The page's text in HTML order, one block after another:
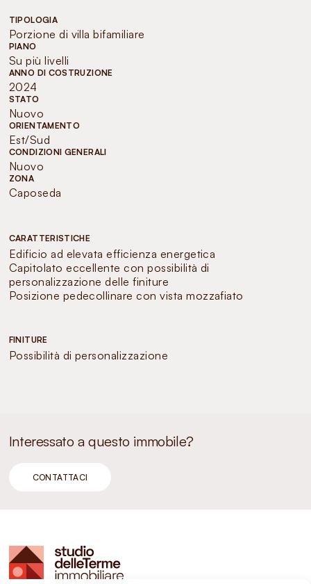
TIPOLOGIA
Porzione di villa bifamiliare
PIANO
Su più livelli
ANNO DI COSTRUZIONE
2024
STATO
Nuovo
ORIENTAMENTO
Est/Sud
CONDIZIONI GENERALI
Nuovo
ZONA
Caposeda
CARATTERISTICHE
Edificio ad elevata efficienza energetica
Capitolato eccellente con possibilità di
personalizzazione delle finiture
Posizione pedecollinare con vista mozzafiato
FINITURE
Possibilità di personalizzazione
Interessato a questo immobile?
CONTATTACI